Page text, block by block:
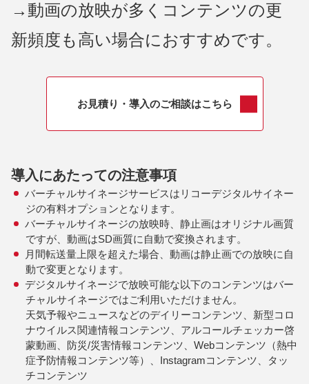
→動画の放映が多くコンテンツの更
新頻度も高い場合におすすめです。
お見積り・導入のご相談はこちら
導入にあたっての注意事項
バーチャルサイネージサービスはリコーデジタルサイネー
ジの有料オプションとなります。
バーチャルサイネージの放映時、静止画はオリジナル画質
ですが、動画はSD画質に自動で変換されます。
月間転送量上限を超えた場合、動画は静止画での放映に自
動で変更となります。
デジタルサイネージで放映可能な以下のコンテンツはバー
チャルサイネージではご利用いただけません。
天気予報やニュースなどのデイリーコンテンツ、新型コロ
ナウイルス関連情報コンテンツ、アルコールチェッカー啓
蒙動画、防災/災害情報コンテンツ、Webコンテンツ（熱中
症予防情報コンテンツ等）、Instagramコンテンツ、タッ
チコンテンツ